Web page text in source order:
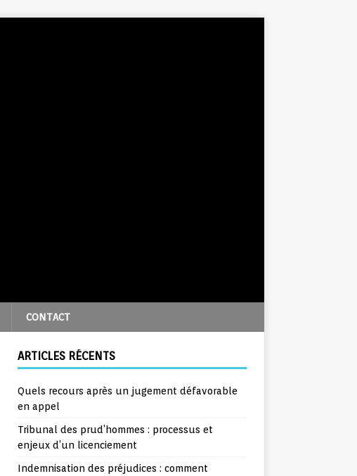
CONTACT
ARTICLES RÉCENTS
Quels recours après un jugement défavorable
en appel
Tribunal des prud’hommes : processus et
enjeux d’un licenciement
Indemnisation des préjudices : comment